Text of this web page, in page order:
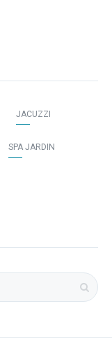
JACUZZI
SPA JARDIN